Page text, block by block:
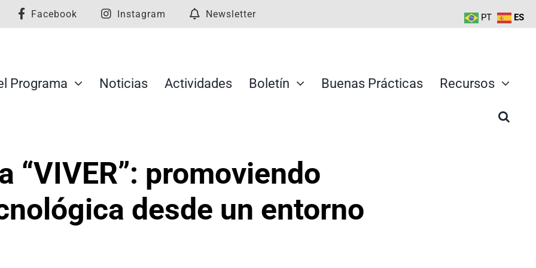
Facebook Instagram Newsletter
Programa Noticias Actividades Boletín Buenas Prácticas Recursos
“VIVER”: promoviendo
desde un entorno
PT ES